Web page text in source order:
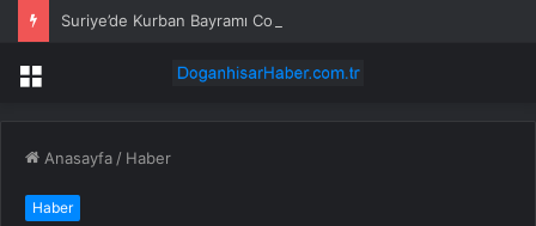
Suriye’de Kurban Bayramı Coşkusu
Menü
Anasayfa / Haber
Haber